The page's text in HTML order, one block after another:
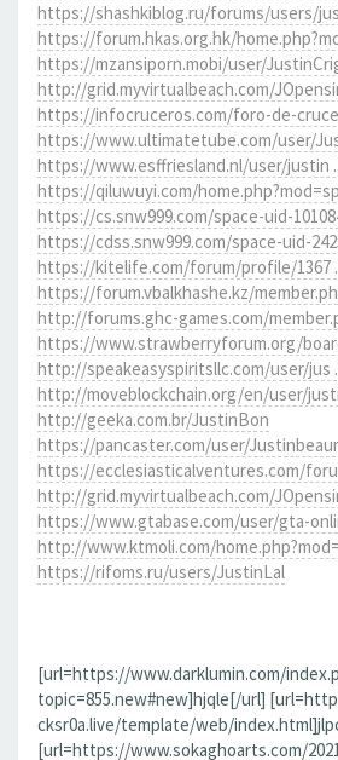
https://shashkiblog.ru/forums/users/
https://forum.hkas.org.hk/
https://mzansiporn.mobi/user/
http://grid.myvirtualbeach.com/
https://infocruceros.com/foro-de-
https://www.ultimatetube.com/user/
https://www.esffriesland.nl/user/justin
https://qiluwuyi.com/
https://cs.snw999.com/space-uid-
https://cdss.snw999.com/space-uid-
https://kitelife.com/forum/profile/1367
https://forum.vbalkhashe.kz/
http://forums.ghc-games.com/
https://www.strawberryforum.org/
http://speakeasyspiritsllc.com/user/jus
http://moveblockchain.org/en/user/
http://geeka.com.br/JustinBon
https://pancaster.com/user/
https://ecclesiasticalventures.com/foru
http://grid.myvirtualbeach.com/
https://www.gtabase.com/user/gta-
http://www.ktmoli.com/
https://rifoms.ru/users/JustinLal
[url=https://www.darklumin.com/
topic=855.new#new]hjqle[/url]
cksr0a.live/template/web/
[url=https://www.sokaghoarts.com/